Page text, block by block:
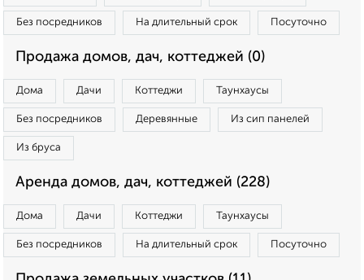
Без посредников На длительный срок Посуточно
Продажа домов, дач, коттеджей (0)
Дома Дачи Коттеджи Таунхаусы
Без посредников Деревянные Из сип панелей
Из бруса
Аренда домов, дач, коттеджей (228)
Дома Дачи Коттеджи Таунхаусы
Без посредников На длительный срок Посуточно